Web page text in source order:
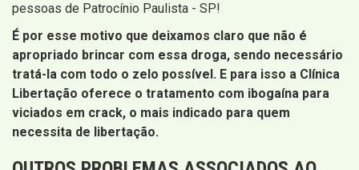
pessoas de Patrocínio Paulista - SP!
É por esse motivo que deixamos claro que não é
apropriado brincar com essa droga, sendo necessário
tratá-la com todo o zelo possível. E para isso a Clínica
Libertação oferece o tratamento com ibogaína para
viciados em crack, o mais indicado para quem
necessita de libertação.